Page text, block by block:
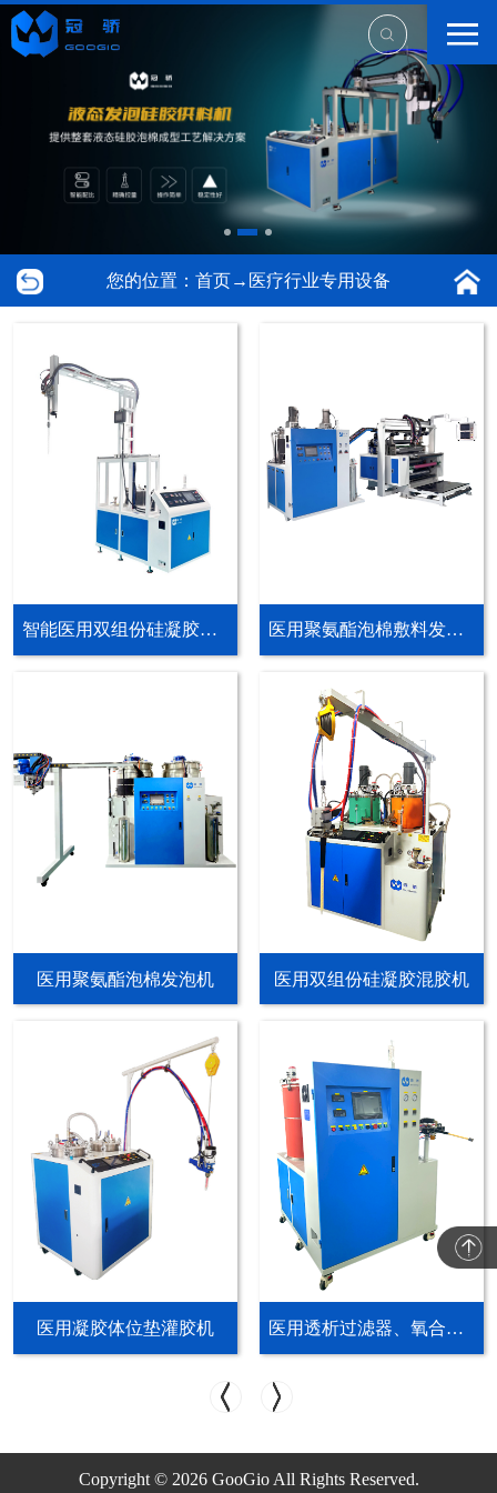
您的位置： 首页→ 医疗行业专用设备
智能医用双组份硅凝胶连续供料机 医用聚氨酯泡棉敷料发泡生产线
医用聚氨酯泡棉发泡机 医用双组份硅凝胶混胶机
医用凝胶体位垫灌胶机 医用透析过滤器、氧合器中空纤维离心灌封设备
Copyright © 2026 GooGio All Rights Reserved.